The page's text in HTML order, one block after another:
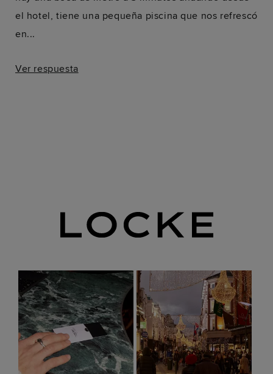
el hotel, tiene una pequeña piscina que nos refrescó
en...
Ver respuesta